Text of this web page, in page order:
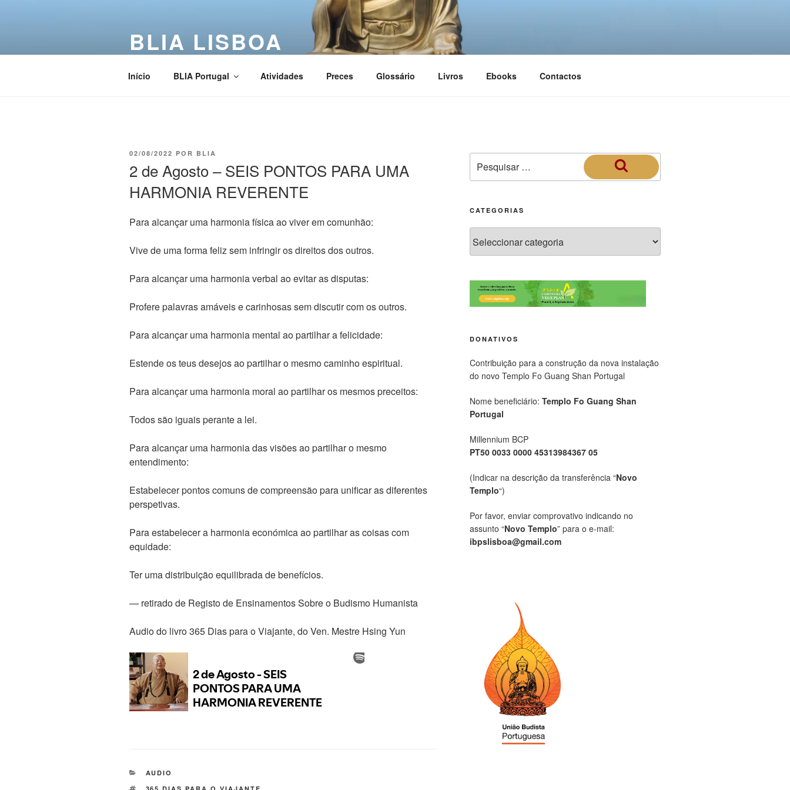
BLIA LISBOA
Início BLIA Portugal Atividades Preces Glossário Livros Ebooks Contactos
02/08/2022 POR BLIA
2 de Agosto – SEIS PONTOS PARA UMA
HARMONIA REVERENTE
Para alcançar uma harmonia física ao viver em comunhão:
Vive de uma forma feliz sem infringir os direitos dos outros.
Para alcançar uma harmonia verbal ao evitar as disputas:
Profere palavras amáveis e carinhosas sem discutir com os outros.
Para alcançar uma harmonia mental ao partilhar a felicidade:
Estende os teus desejos ao partilhar o mesmo caminho espiritual.
Para alcançar uma harmonia moral ao partilhar os mesmos preceitos:
Todos são iguais perante a lei.
Para alcançar uma harmonia das visões ao partilhar o mesmo
entendimento:
Estabelecer pontos comuns de compreensão para unificar as diferentes
perspetivas.
Para estabelecer a harmonia económica ao partilhar as coisas com
equidade:
Ter uma distribuição equilibrada de benefícios.
— retirado de Registo de Ensinamentos Sobre o Budismo Humanista
Audio do livro 365 Dias para o Viajante, do Ven. Mestre Hsing Yun
AUDIO
CATEGORIAS
DONATIVOS
Contribuição para a construção da nova instalação
do novo Templo Fo Guang Shan Portugal
Nome beneficiário: Templo Fo Guang Shan
Portugal
Millennium BCP
PT50 0033 0000 45313984367 05
(Indicar na descrição da transferência “Novo
Templo“)
Por favor, enviar comprovativo indicando no
assunto “Novo Templo” para o e-mail:
ibpslisboa@gmail.com